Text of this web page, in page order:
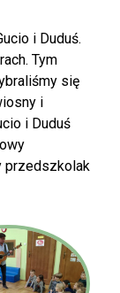
i Duduś.
Tym
się
i
i Duduś
przedszkolak